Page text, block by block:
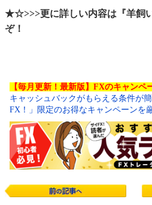
★☆>>>更に詳しい内容は『羊飼
ぞ！
【毎月更新！最新版】FXのキャンペ
キャッシュバックがもらえる条件が
FX！」限定のお得なキャンペーンを